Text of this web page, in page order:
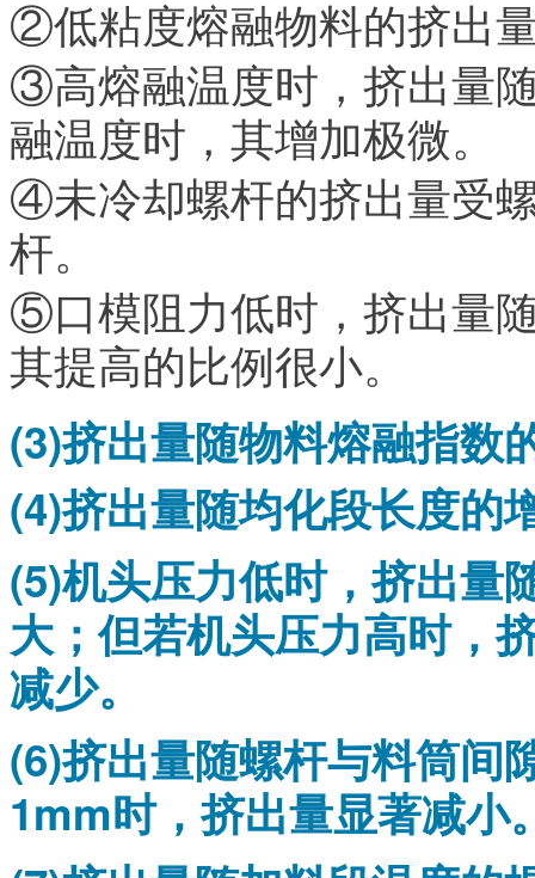
②低粘度熔融物料的挤出
③高熔融温度时，挤出量
融温度时，其增加极微。
④未冷却螺杆的挤出量受
杆。
⑤口模阻力低时，挤出量
其提高的比例很小。
(3)挤出量随物料熔融指数
(4)挤出量随均化段长度的
(5)机头压力低时，挤出量
大；但若机头压力高时，
减少。
(6)挤出量随螺杆与料筒间
1mm时，挤出量显著减小